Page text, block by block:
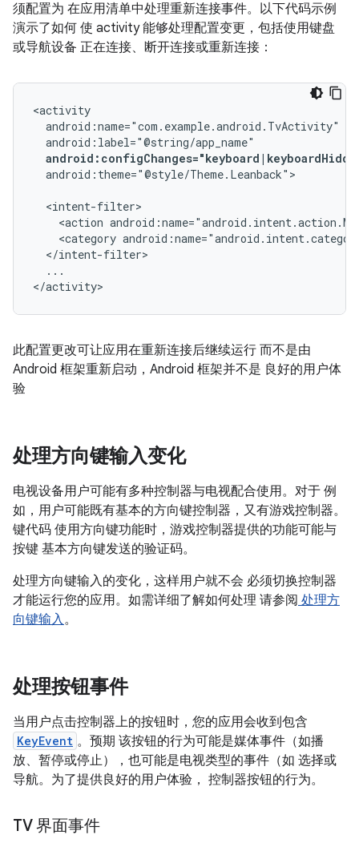
须配置为 在应用清单中处理重新连接事件。以下代码示例
演示了如何 使 activity 能够处理配置变更，包括使用键盘
或导航设备 正在连接、断开连接或重新连接：
android:theme="@style/Theme.Leanback">
<action
<category
...
</activity>
此配置更改可让应用在重新连接后继续运行 而不是由
Android 框架重新启动，Android 框架并不是 良好的用户体
验
处理方向键输入变化
电视设备用户可能有多种控制器与电视配合使用。对于 例
如，用户可能既有基本的方向键控制器，又有游戏控制器。
键代码 使用方向键功能时，游戏控制器提供的功能可能与
按键 基本方向键发送的验证码。
处理方向键输入的变化，这样用户就不会 必须切换控制器
才能运行您的应用。如需详细了解如何处理 请参阅 处理方
向键输入。
处理按钮事件
当用户点击控制器上的按钮时，您的应用会收到包含
KeyEvent 。预期 该按钮的行为可能是媒体事件（如播
放、暂停或停止），也可能是电视类型的事件（如 选择或
导航。为了提供良好的用户体验， 控制器按钮的行为。
TV 界面事件